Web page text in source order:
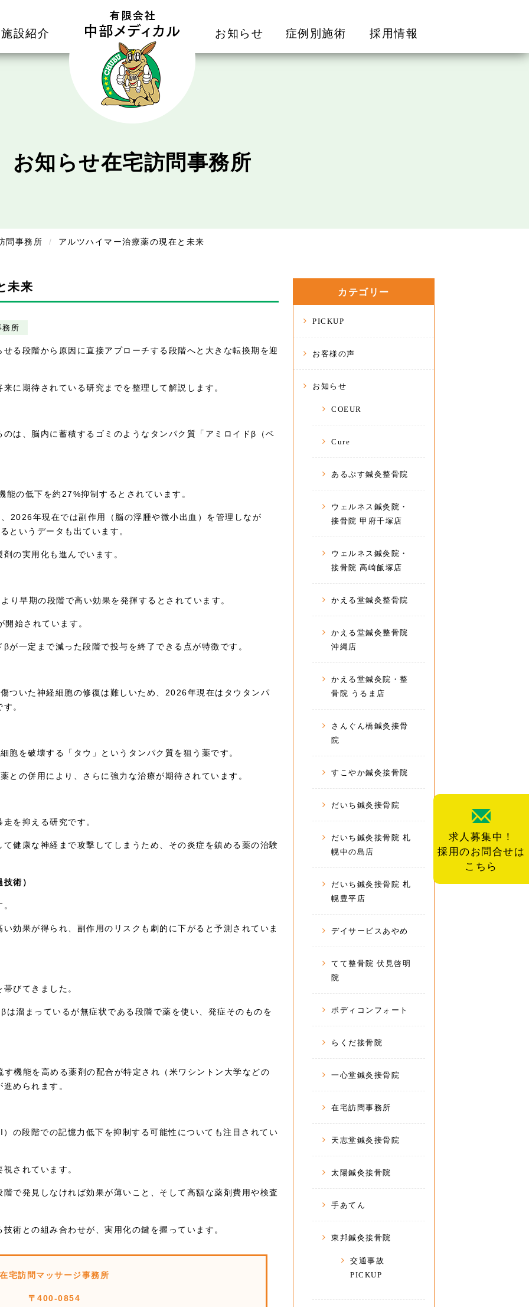
施設紹介 お知らせ 症例別施術 採用情報
求人募集中！
採用のお問合せは
こちら
お知らせ在宅訪問事務所
問事務所 アルツハイマー治療薬の現在と未来
未来
務所
る段階から原因に直接アプローチする段階へと大きな転換期を迎
に期待されている研究までを整理して解説します。
は、脳内に蓄積するゴミのようなタンパク質「アミロイドβ（ベ
の低下を約27%抑制するとされています。
2026年現在では副作用（脳の浮腫や微小出血）を管理しなが
というデータも出ています。
の実用化も進んでいます。
り早期の段階で高い効果を発揮するとされています。
始されています。
が一定まで減った段階で投与を終了できる点が特徴です。
ついた神経細胞の修復は難しいため、2026年現在はタウタンパ
。
胞を破壊する「タウ」というタンパク質を狙う薬です。
との併用により、さらに強力な治療が期待されています。
を抑える研究です。
健康な神経まで攻撃してしまうため、その炎症を鎮める薬の治験
術）
効果が得られ、副作用のリスクも劇的に下がると予測されていま
びてきました。
溜まっているが無症状である段階で薬を使い、発症そのものを
機能を高める薬剤の配合が特定され（米ワシントン大学などの
められます。
の段階での記憶力低下を抑制する可能性についても注目されてい
されています。
で発見しなければ効果が薄いこと、そして高額な薬剤費用や検査
術との組み合わせが、実用化の鍵を握っています。
在宅訪問マッサージ事務所
〒400-0854
カテゴリー
PICKUP
お客様の声
お知らせ
COEUR
Cure
あるぷす鍼灸整骨院
ウェルネス鍼灸院・
接骨院 甲府千塚店
ウェルネス鍼灸院・
接骨院 高崎飯塚店
かえる堂鍼灸整骨院
かえる堂鍼灸整骨院
沖縄店
かえる堂鍼灸院・整
骨院 うるま店
さんぐん橋鍼灸接骨
院
すこやか鍼灸接骨院
だいち鍼灸接骨院
だいち鍼灸接骨院 札
幌中の島店
だいち鍼灸接骨院 札
幌豊平店
デイサービスあやめ
てて整骨院 伏見啓明
院
ボディコンフォート
らくだ接骨院
一心堂鍼灸接骨院
在宅訪問事務所
天志堂鍼灸接骨院
太陽鍼灸接骨院
手あてん
東邦鍼灸接骨院
交通事故
PICKUP